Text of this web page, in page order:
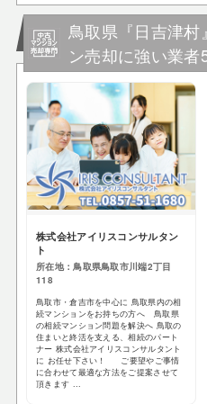
鳥取県『日吉津村
ン売却に強い業者
株式会社アイリスコンサルタン
ト
所在地：鳥取県鳥取市川端2丁目
118
鳥取市・倉吉市を中心に 鳥取県内の相
続マンションをお持ちの方へ 鳥取県
の相続マンション問題を解決へ 鳥取の
住まいと終活を支える、相続のパート
ナー 株式会社アイリスコンサルタント
に お任せ下さい！ ご要望やご事情
に合わせて最適な方法をご提案させて
頂きます ...